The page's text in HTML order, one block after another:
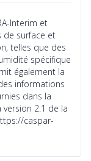
Interim et
de surface et
telles que des
spécifique
également la
informations
dans la
2.1 de la
caspar-